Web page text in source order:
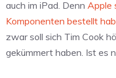
auch im iPad. Denn Apple
Komponenten bestellt
zwar soll sich Tim Cook
gekümmert haben. Ist es